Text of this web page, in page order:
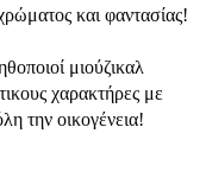
και φαντασίας!
μιούζικαλ
χαρακτήρες με
την οικογένεια!